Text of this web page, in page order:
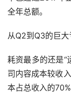
全年总额。
从Q2到Q3的巨大
耗资最多的还是“
司内容成本较收
本占总收入的